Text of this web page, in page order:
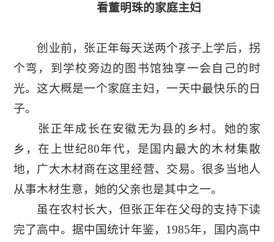
看董明珠的家庭主妇
创业前，张正年每天送两个孩子上学后，拐
个弯，到学校旁边的图书馆独享一会自己的时
光。这大概是一个家庭主妇，一天中最快乐的日
子。
张正年成长在安徽无为县的乡村。她的家
乡，在上世纪80年代，是国内最大的木材集散
地，广大木材商在这里经营、交易。很多当地人
从事木材生意，她的父亲也是其中之一。
虽在农村长大，但张正年在父母的支持下读
完了高中。据中国统计年鉴，1985年，国内高中